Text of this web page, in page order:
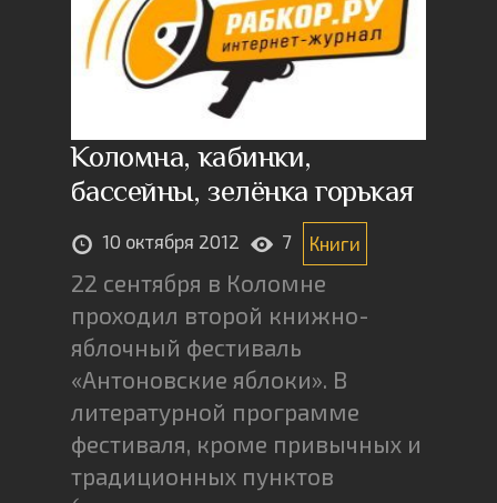
Коломна, кабинки,
бассейны, зелёнка горькая
10 октября 2012 7 Книги
22 сентября в Коломне
проходил второй книжно-
яблочный фестиваль
«Антоновские яблоки». В
литературной программе
фестиваля, кроме привычных и
традиционных пунктов